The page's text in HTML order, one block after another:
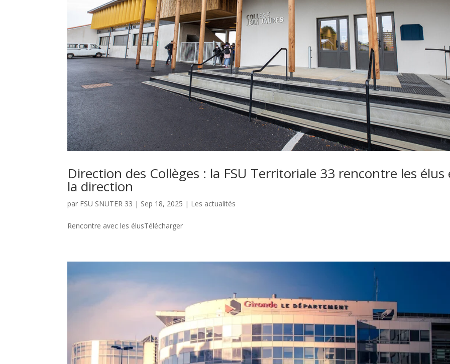
Direction des Collèges : la FSU Territoriale 33 rencontre les élus
la direction
par FSU SNUTER 33 | Sep 18, 2025 | Les actualités
Rencontre avec les élusTélécharger